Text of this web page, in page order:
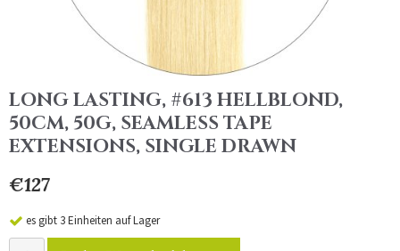
LONG LASTING, #613 HELLBLOND,
50CM, 50G, SEAMLESS TAPE
EXTENSIONS, SINGLE DRAWN
€127
es gibt 3 Einheiten auf Lager